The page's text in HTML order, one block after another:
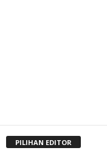
PILIHAN EDITOR